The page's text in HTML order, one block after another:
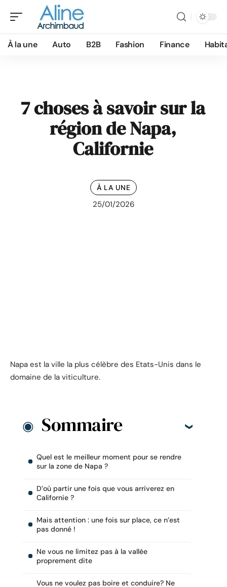
À la une Auto B2B Fashion Finance
7 choses à savoir sur la
région de Napa,
Californie
À LA UNE
25/01/2026
Napa est la ville la plus célèbre des Etats-Unis dans le
domaine de la viticulture.
Sommaire
Quel est le meilleur moment pour se rendre
sur la zone de Napa ?
D’où partir une fois que vous arriverez en
Californie ?
Mais attention : une fois sur place, ce n’est
pas donné !
Ne vous ne limitez pas à la vallée
proprement dite
Vous ne voulez pas boire et conduire? Ne